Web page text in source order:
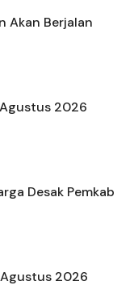
Akan Berjalan
2026
Desak Pemkab
2026